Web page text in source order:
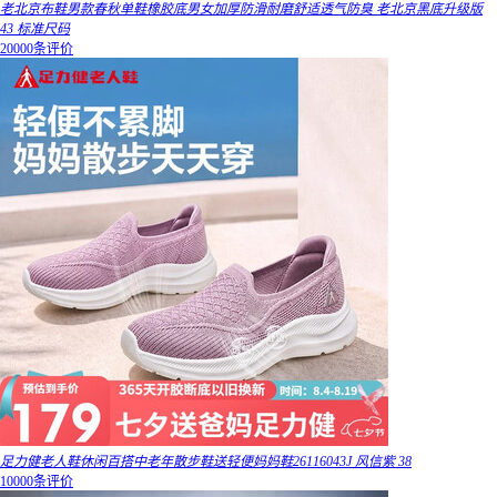
老北京布鞋男款春秋单鞋橡胶底男女加厚防滑耐磨舒适透气防臭 老北京黑底升级版
43 标准尺码
20000条评价
足力健老人鞋休闲百搭中老年散步鞋送轻便妈妈鞋26116043J 风信紫 38
10000条评价